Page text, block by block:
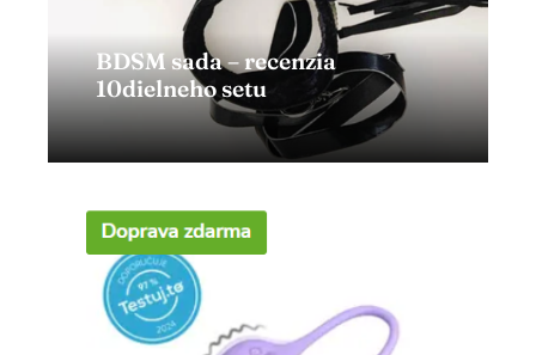
BDSM sada – recenzia
10dielneho setu
Zobraziť článok